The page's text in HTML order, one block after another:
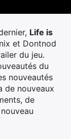
Life is
et Dontnod
du jeu.
du
nouveautés
de nouveaux
de